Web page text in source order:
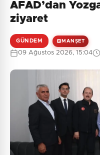
Henüz yorum
AFAD’dan
ziyaret
GÜNDEM MANŞET
09 Ağustos 2026, 15:04